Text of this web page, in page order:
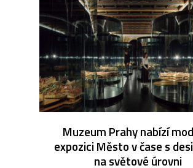
Muzeum Prahy nabízí
expozici Město v čase s
na světové úrovni